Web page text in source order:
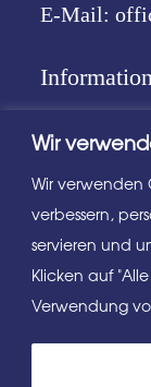
Wir
Wir verwenden
verbessern,
servieren und
Klicken auf
Verwendung
E-Mail:
Über uns
Impressum
AGB
Downloads
Vorlagen